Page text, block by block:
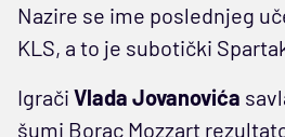
Nazire se ime poslednjeg
KLS, a to je subotički
Igrači Vlada Jovanovića
šumi Borac Mozzart